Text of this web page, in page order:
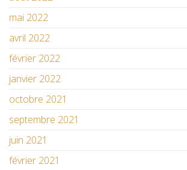
mai 2022
avril 2022
février 2022
janvier 2022
octobre 2021
septembre 2021
juin 2021
février 2021